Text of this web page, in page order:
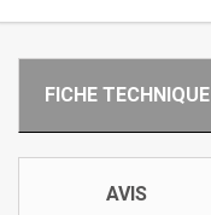
FICHE TECHNIQUE
AVIS